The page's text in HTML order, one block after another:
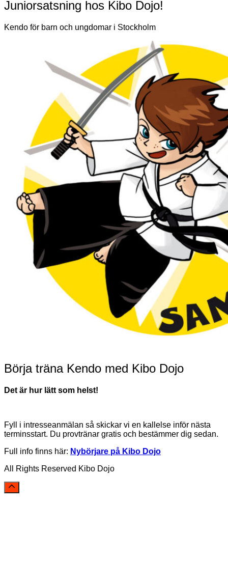
Juniorsatsning hos Kibo Dojo!
Kendo för barn och ungdomar i Stockholm
Börja träna Kendo med Kibo Dojo
Det är hur lätt som helst!
Fyll i intresseanmälan så skickar vi en kallelse inför nästa
terminsstart. Du provtränar gratis och bestämmer dig sedan.
Full info finns här: Nybörjare på Kibo Dojo
All Rights Reserved Kibo Dojo